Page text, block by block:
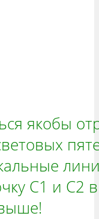
якобы
C1 и C2